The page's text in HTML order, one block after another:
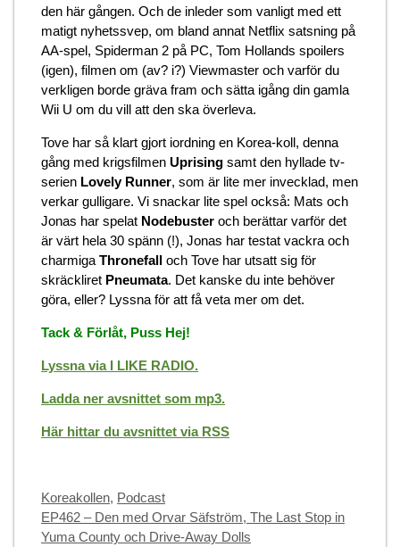
den här gången. Och de inleder som vanligt med ett
matigt nyhetssvep, om bland annat Netflix satsning på
AA-spel, Spiderman 2 på PC, Tom Hollands spoilers
(igen), filmen om (av? i?) Viewmaster och varför du
verkligen borde gräva fram och sätta igång din gamla
Wii U om du vill att den ska överleva.
Tove har så klart gjort iordning en Korea-koll, denna
gång med krigsfilmen Uprising samt den hyllade tv-
serien Lovely Runner, som är lite mer invecklad, men
verkar gulligare. Vi snackar lite spel också: Mats och
Jonas har spelat Nodebuster och berättar varför det
är värt hela 30 spänn (!), Jonas har testat vackra och
charmiga Thronefall och Tove har utsatt sig för
skräckliret Pneumata. Det kanske du inte behöver
göra, eller? Lyssna för att få veta mer om det.
Tack & Förlåt, Puss Hej!
Lyssna via I LIKE RADIO.
Ladda ner avsnittet som mp3.
Här hittar du avsnittet via RSS
Categories
Koreakollen, Podcast
EP462 – Den med Orvar Säfström, The Last Stop in
Yuma County och Drive-Away Dolls